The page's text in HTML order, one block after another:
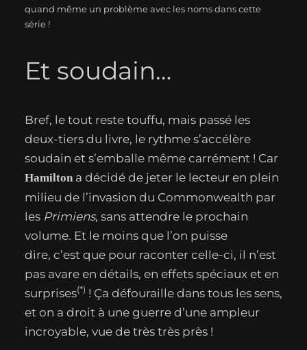
quand même un problème avec les noms dans cette
série !
Et soudain…
Bref, le tout reste touffu, mais passé les
deux-tiers du livre, le rythme s’accélère
soudain et s’emballe même carrément ! Car
Hamilton a décidé de jeter le lecteur en plein
milieu de l’invasion du Commonwealth par
les Primiens, sans attendre le prochain
volume. Et le moins que l’on puisse
dire, c’est que pour raconter celle-ci, il n’est
pas avare en détails, en effets spéciaux et en
surprises(*) ! Ça défouraille dans tous les sens,
et on a droit à une guerre d’une ampleur
incroyable, vue de très très près !